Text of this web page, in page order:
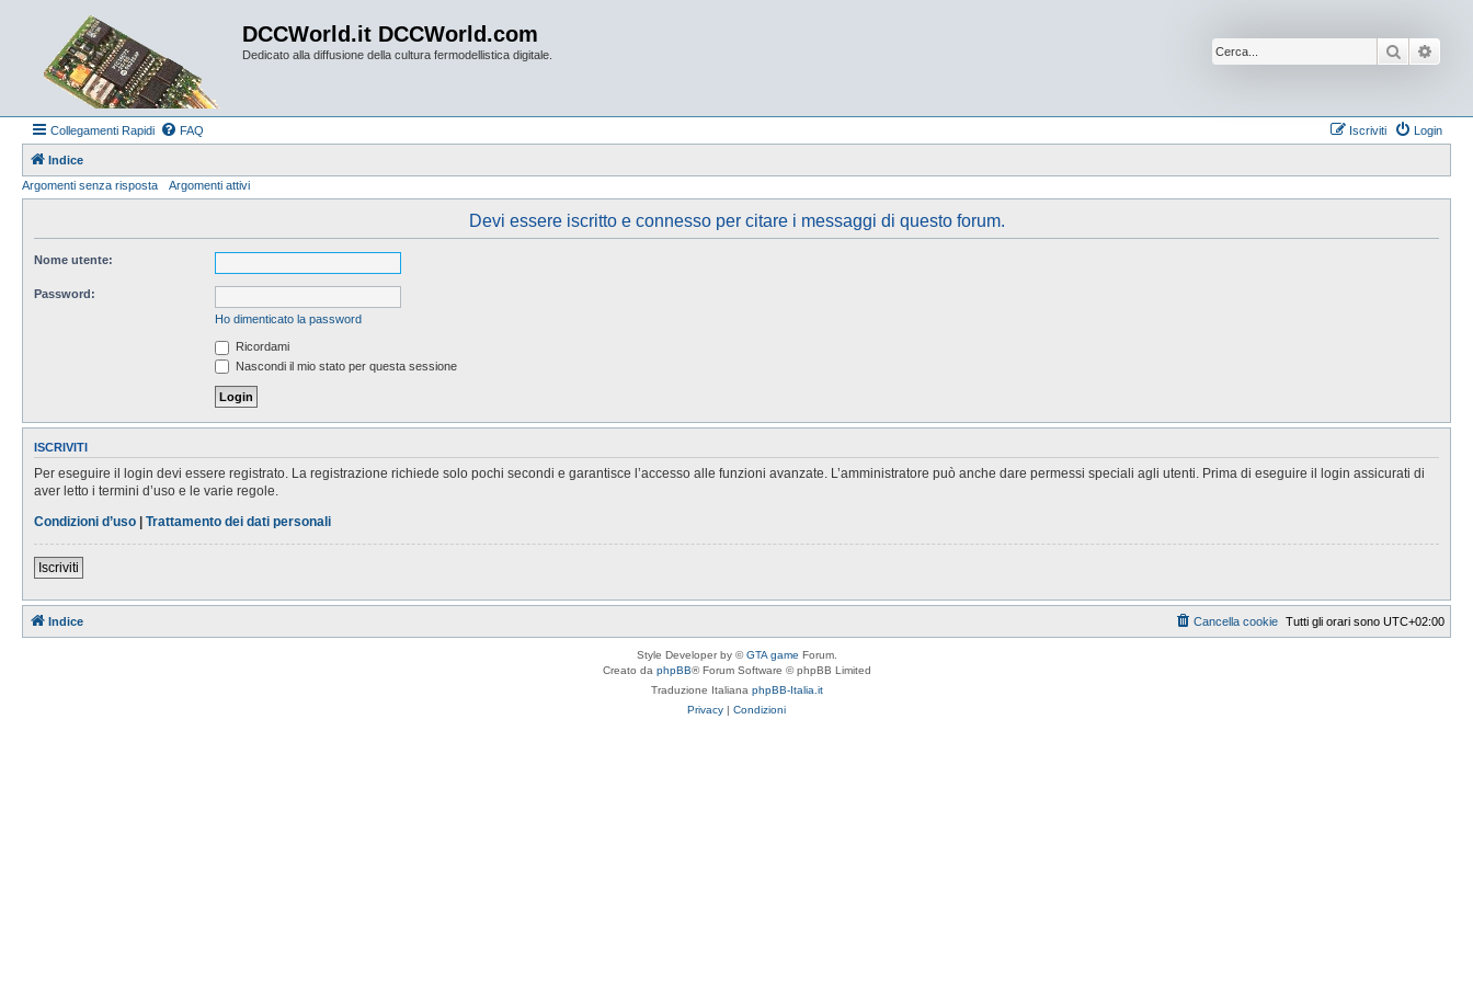
DCCWorld.it DCCWorld.com
Dedicato alla diffusione della cultura fermodellistica digitale. Cerca
Collegamenti Rapidi FAQ Login
Iscriviti
Indice
Argomenti senza risposta
Argomenti attivi
Devi essere iscritto e connesso per citare i messaggi di questo forum.
Nome utente:
Password:
Ho dimenticato la password
Ricordami
Nascondi il mio stato per questa sessione
ISCRIVITI
Per eseguire il login devi essere registrato. La registrazione richiede solo pochi secondi e garantisce l’accesso alle funzioni avanzate. L’amministratore può anche dare permessi speciali agli utenti. Prima di eseguire il login assicurati di
aver letto i termini d’uso e le varie regole.
Condizioni d’uso | Trattamento dei dati personali
Iscriviti
Indice Tutti gli orari sono UTC+02:00
Cancella cookie
Style Developer by ©GTA game Forum.
Creato da phpBB® Forum Software © phpBB Limited
Traduzione Italiana phpBB-Italia.it
Privacy | Condizioni